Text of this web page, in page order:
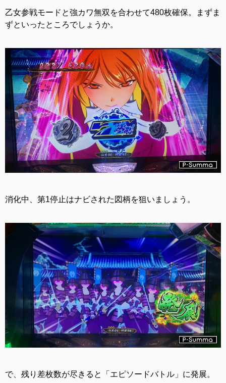
乙女参戦モードと強カワ無双を合わせて480枚確保。まずま
ずといったところでしょうか。
消化中、第1停止はナビされた図柄を狙いましょう。
で、残り差枚数が尽きると「エピソードバトル」に発展。